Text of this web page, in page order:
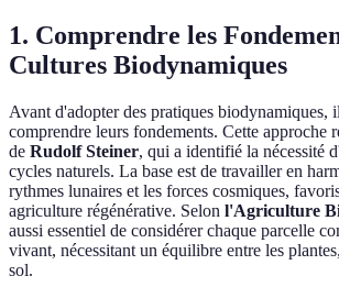
1. Comprendre les
Cultures Biodynamiques
Avant d'adopter des pratiques biodynamiques,
comprendre leurs fondements. Cette approche
de Rudolf Steiner, qui a identifié la nécessité
cycles naturels. La base est de travailler en
rythmes lunaires et les forces cosmiques,
agriculture régénérative. Selon l'Agriculture
aussi essentiel de considérer chaque parcelle
vivant, nécessitant un équilibre entre les
sol.